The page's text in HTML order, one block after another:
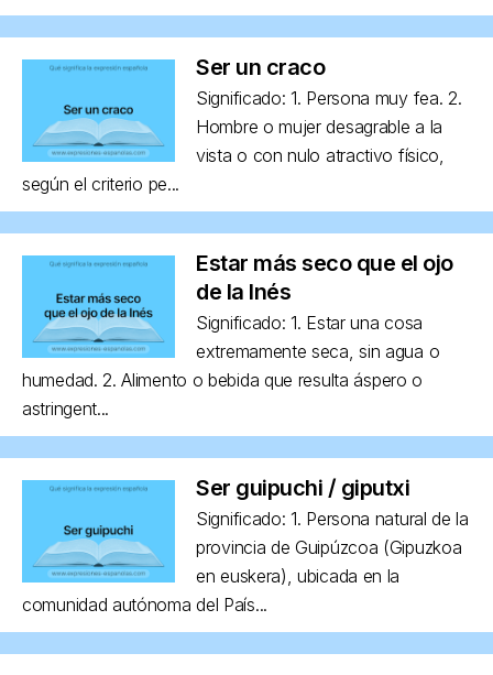
Ser un craco
Significado: 1. Persona muy fea. 2.
Hombre o mujer desagrable a la
vista o con nulo atractivo físico,
según el criterio pe...
Estar más seco que el ojo
de la Inés
Significado: 1. Estar una cosa
extremamente seca, sin agua o
humedad. 2. Alimento o bebida que resulta áspero o
astringent...
Ser guipuchi / giputxi
Significado: 1. Persona natural de la
provincia de Guipúzcoa (Gipuzkoa
en euskera), ubicada en la
comunidad autónoma del País...